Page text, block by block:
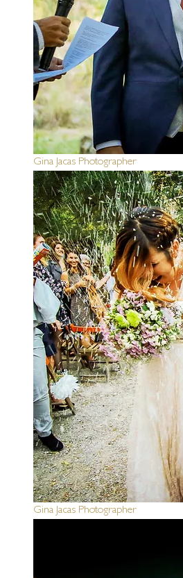
Gina Jacas Photographer
Gina Jacas Photographer